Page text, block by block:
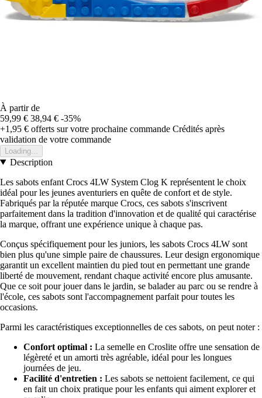
À partir de
59,99 € 38,94 € -35%
+1,95 € offerts sur votre prochaine commande Crédités après
validation de votre commande
Loading...
Description
Les sabots enfant Crocs 4LW System Clog K représentent le choix
idéal pour les jeunes aventuriers en quête de confort et de style.
Fabriqués par la réputée marque Crocs, ces sabots s'inscrivent
parfaitement dans la tradition d'innovation et de qualité qui caractérise
la marque, offrant une expérience unique à chaque pas.
Conçus spécifiquement pour les juniors, les sabots Crocs 4LW sont
bien plus qu'une simple paire de chaussures. Leur design ergonomique
garantit un excellent maintien du pied tout en permettant une grande
liberté de mouvement, rendant chaque activité encore plus amusante.
Que ce soit pour jouer dans le jardin, se balader au parc ou se rendre à
l'école, ces sabots sont l'accompagnement parfait pour toutes les
occasions.
Parmi les caractéristiques exceptionnelles de ces sabots, on peut noter :
Confort optimal : La semelle en Croslite offre une sensation de
légèreté et un amorti très agréable, idéal pour les longues
journées de jeu.
Facilité d'entretien : Les sabots se nettoient facilement, ce qui
en fait un choix pratique pour les enfants qui aiment explorer et